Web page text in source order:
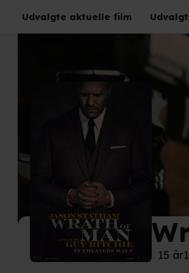
Udvalgte aktuelle film
© SF
15 år